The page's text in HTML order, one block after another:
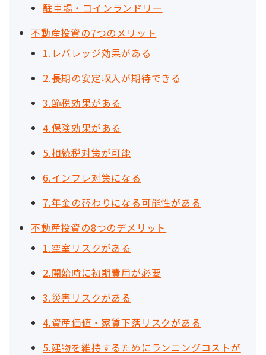
駐車場・コインランドリー
不動産投資の7つのメリット
1.レバレッジ効果がある
2.長期の安定収入が期待できる
3.節税効果がある
4.保険効果がある
5.相続税対策が可能
6.インフレ対策になる
7.年金の替わりになる可能性がある
不動産投資の8つのデメリット
1.空室リスクがある
2.開始時に初期費用が必要
3.災害リスクがある
4.資産価値・家賃下落リスクがある
5.建物を維持するためにランニングコストが